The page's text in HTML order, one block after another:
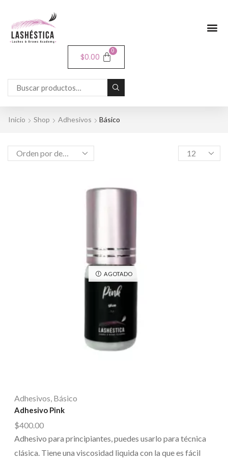
$0.00
0
Inicio Shop Adhesivos Básico
AGOTADO
Adhesivos, Básico
Adhesivo Pink
$400.00
Adhesivo para principiantes, puedes usarlo para técnica
clásica. Tiene una viscosidad liquida con la que es fácil